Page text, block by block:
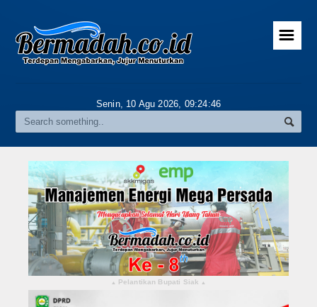
Home
Gallery
Riau
Daerah
Pekanbaru
Pelalawan
Kampar
Rokan Hulu
☰
Senin, 10 Agu 2026, 09:24:47
▴ Pelantikan Bupati Siak ▴